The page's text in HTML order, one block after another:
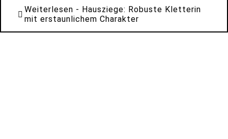
Weiterlesen - Hausziege: Robuste Kletterin
mit erstaunlichem Charakter